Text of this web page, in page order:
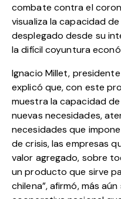
combate contra el
visualiza la capacidad
desplegado desde su
la difícil coyuntura
Ignacio Millet,
explicó que, con este
muestra la capacidad
nuevas necesidades,
necesidades que
de crisis, las empresas
valor agregado, sobre
un producto que sirve
chilena”, afirmó, más